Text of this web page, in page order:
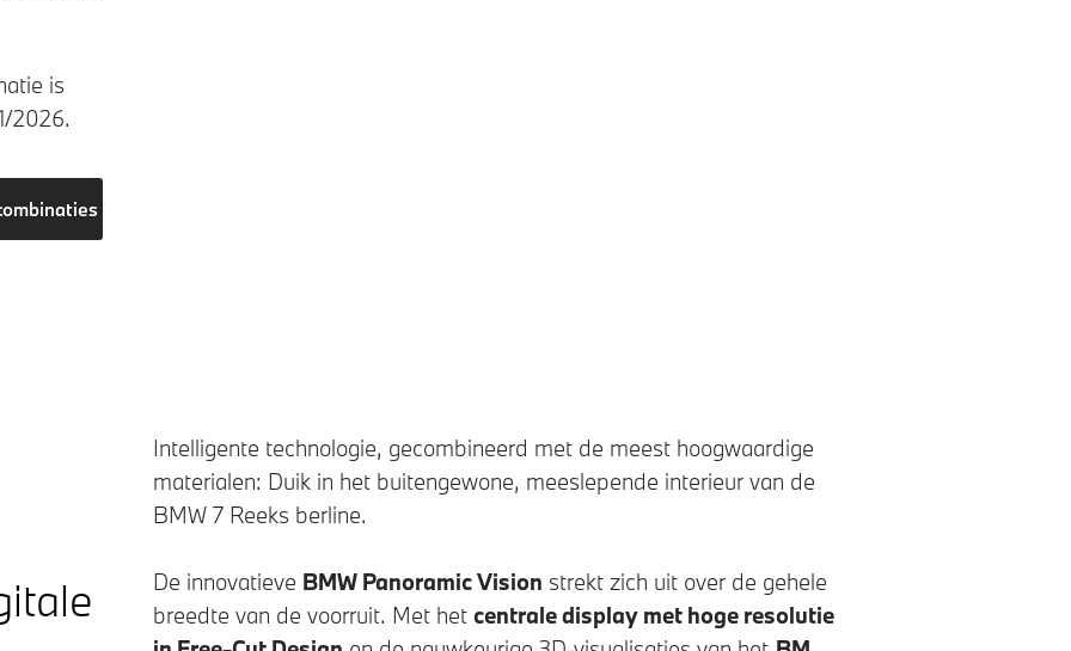
is
2026.
Intelligente technologie, gecombineerd met de meest hoogwaardige
materialen: Duik in het buitengewone, meeslepende interieur van de
BMW 7 Reeks berline.
De innovatieve BMW Panoramic Vision strekt zich uit over de gehele
breedte van de voorruit. Met het centrale display met hoge resolutie